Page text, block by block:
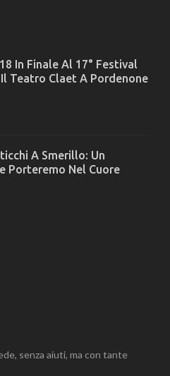
In Finale Al 17° Festival
Teatro Claet A Pordenone
A Smerillo: Un
Porteremo Nel Cuore
senza aiuti, ma con tante